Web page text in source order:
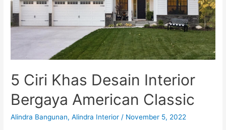
5 Ciri Khas Desain Interior
Bergaya American Classic
Alindra Bangunan,Alindra Interior / November 5, 2022